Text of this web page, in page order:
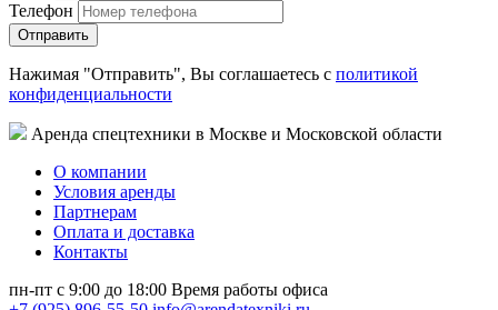
Телефон
Нажимая "Отправить", Вы соглашаетесь с политикой
конфиденциальности
Аренда спецтехники в Москве и Московской области
О компании
Условия аренды
Партнерам
Оплата и доставка
Контакты
пн-пт с 9:00 до 18:00 Время работы офиса